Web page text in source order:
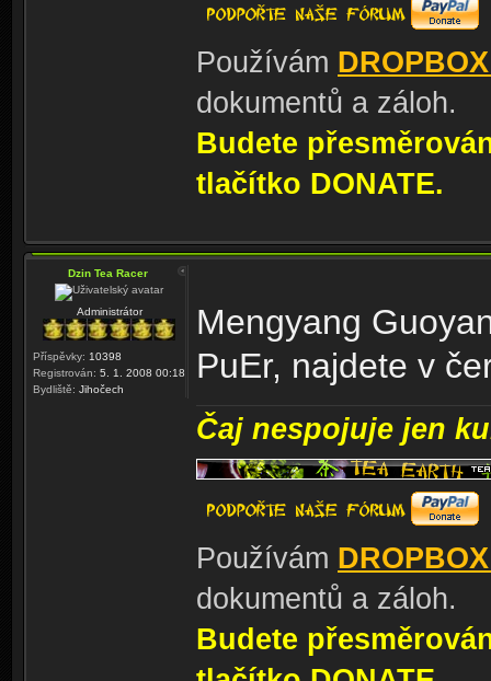
Používám
dokumentů a záloh.
Budete
tlačítko DONATE.
Dzin Tea Racer
Administrátor
Příspěvky: 10398
Registrován: 5. 1. 2008 00:18
Bydliště: Jihočech
Mengyang
PuEr, najdete v
Čaj nespojuje jen
Používám
dokumentů a záloh.
Budete